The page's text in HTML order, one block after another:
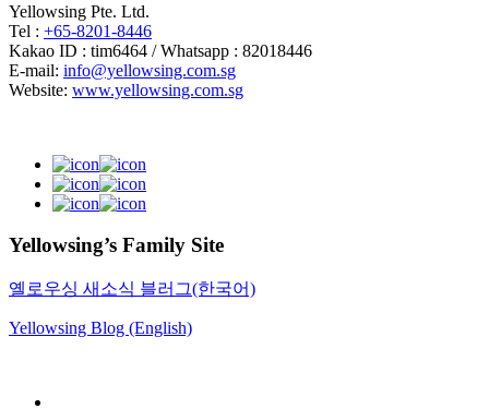
Yellowsing Pte. Ltd.
Tel : +65-8201-8446
Kakao ID : tim6464 / Whatsapp : 82018446
E-mail: info@yellowsing.com.sg
Website: www.yellowsing.com.sg
Yellowsing’s Family Site
옐로우싱 새소식 블러그(한국어)
Yellowsing Blog (English)